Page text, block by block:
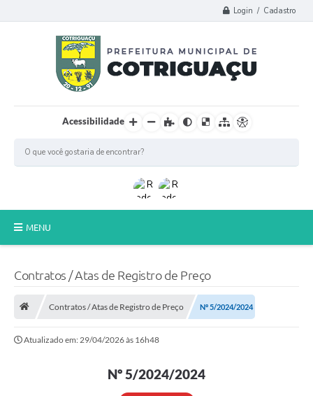
Login / Cadastro
Acessibilidade
MENU
A Prefeitura
Município
Contratos / Atas de Registro de Preço
Contratos / Atas de Registro de Preço Nº 5/2024/2024
Atualizado em: 29/04/2026 às 16h48
Nº 5/2024/2024